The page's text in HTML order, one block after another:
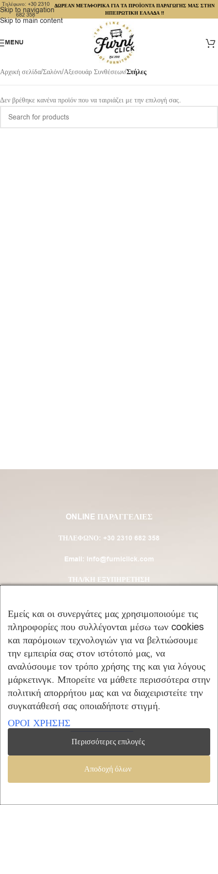
Skip to navigation
Skip to main content
Τηλέφωνο: +30 2310
682 358
ΔΩΡΕΑΝ ΜΕΤΑΦΟΡΙΚΑ ΓΙΑ ΤΑ ΠΡΟΪΟΝΤΑ ΠΑΡΑΓΩΓΗΣ ΜΑΣ ΣΤΗΝ
ΗΠΕΙΡΩΤΙΚΗ ΕΛΛΑΔΑ !!
MENU
Αρχική σελίδα/Σαλόνι/Αξεσουάρ Συνθέσεων/Στήλες
Δεν βρέθηκε κανένα προϊόν που να ταιριάζει με την επιλογή σας.
ONLINE ΠΑΡΑΓΓΕΛΙΕΣ
ΤΗΛΈΦΩΝΟ: +30 2310 682 358
Email: info@furniclick.com
ΤΗΛ/ΚΗ ΕΞΥΠΗΡΕΤΗΣΗ
ΚΑΤΗΓΟΡΙΕΣ ΠΡΟΪΟΝΤΩΝ
Υπνοδωμάτιο
Σαλόνι
Παιδικό Δωμάτιο
Στρώματα
Προσφορές
ΕΞΥΠΗΡΕΤΗΣΗ ΠΕΛΑΤΩΝ
Λίστα Επιθυμιών
Επικοινωνία
Εμείς και οι συνεργάτες μας χρησιμοποιούμε τις
πληροφορίες που συλλέγονται μέσω των cookies
και παρόμοιων τεχνολογιών για να βελτιώσουμε
την εμπειρία σας στον ιστότοπό μας, να
αναλύσουμε τον τρόπο χρήσης της και για λόγους
μάρκετινγκ. Μπορείτε να μάθετε περισσότερα στην
πολιτική απορρήτου μας και να διαχειριστείτε την
συγκατάθεσή σας οποιαδήποτε στιγμή.
ΟΡΟΙ ΧΡΗΣΗΣ
Περισσότερες επιλογές
Αποδοχή όλων